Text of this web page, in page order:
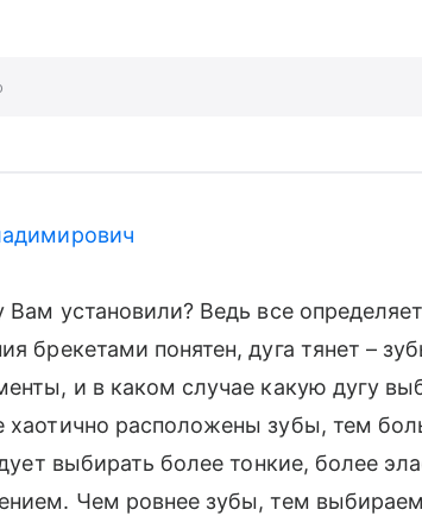
Вам установили? Ведь все
брекетами понятен, дуга тянет –
и в каком случае какую дугу
расположены зубы, тем
выбирать более тонкие, более
Чем ровнее зубы, тем